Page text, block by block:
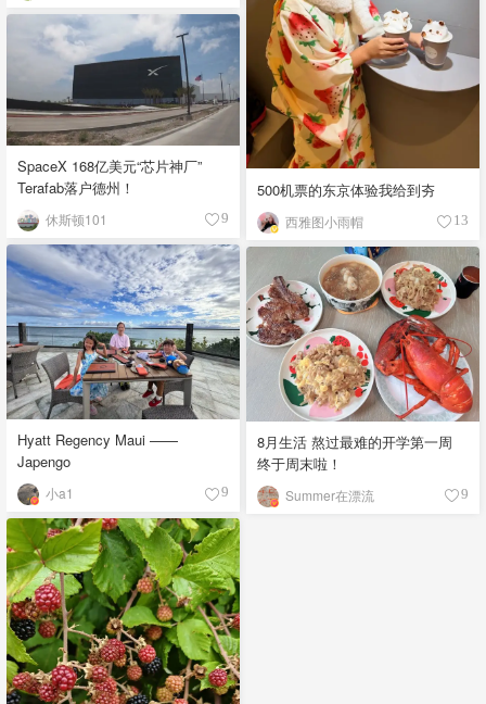
500机票的东京体验我给到夯
西雅图小雨帽 13
SpaceX 168亿美元“芯片神厂”
Terafab落户德州！
休斯顿101 9
Hyatt Regency Maui ——
Japengo
小a1 9
8月生活 熬过最难的开学第一周
终于周末啦！
Summer在漂流 9